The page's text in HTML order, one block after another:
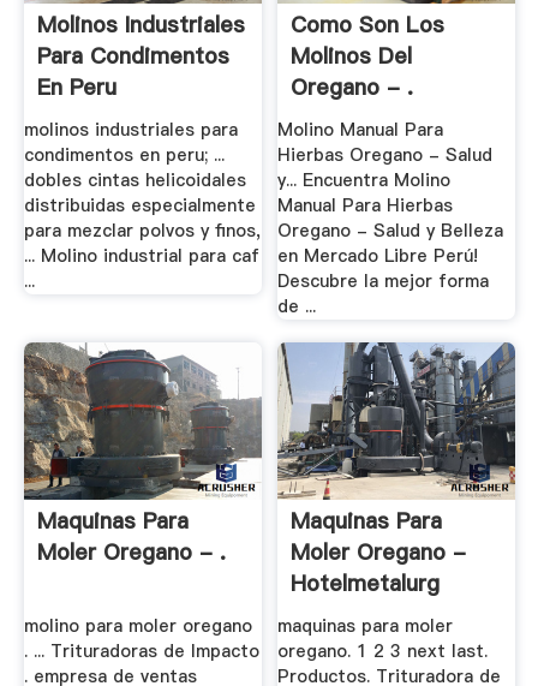
Molinos Industriales
Para Condimentos
En Peru
molinos industriales para
condimentos en peru; ...
dobles cintas helicoidales
distribuidas especialmente
para mezclar polvos y finos,
... Molino industrial para caf
...
Como Son Los
Molinos Del
Oregano - .
Molino Manual Para
Hierbas Oregano - Salud
y... Encuentra Molino
Manual Para Hierbas
Oregano - Salud y Belleza
en Mercado Libre Perú!
Descubre la mejor forma
de ...
Maquinas Para
Moler Oregano - .
molino para moler oregano
. ... Trituradoras de Impacto
. empresa de ventas
Maquinas Para
Moler Oregano -
Hotelmetalurg
maquinas para moler
oregano. 1 2 3 next last.
Productos. Trituradora de